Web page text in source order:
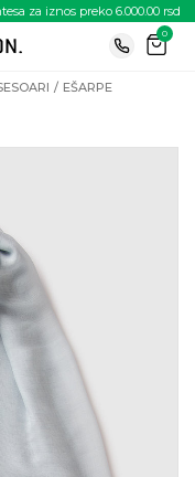
za iznos preko 6.000.00 rsd
0
EŠARPE